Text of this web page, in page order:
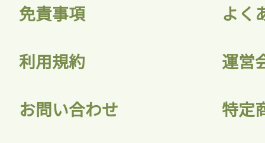
免責事項 よく
利用規約 運営
お問い合わせ 特定